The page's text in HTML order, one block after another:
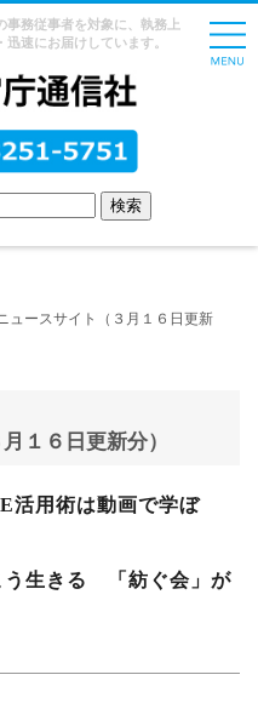
事務従事者を対象に、執務上
速にお届けしています。
ュースサイト（３月１６日更新
１６日更新分）
用術は動画で学ぼ
う生きる 「紡ぐ会」が